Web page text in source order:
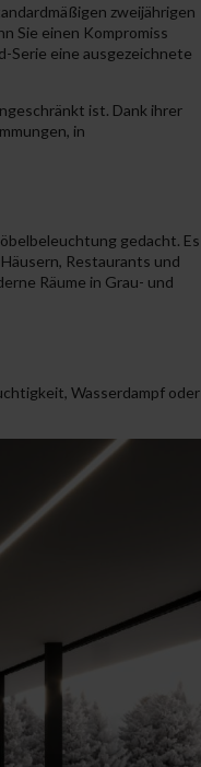
zweijährigen
Sie einen Kompromiss
Serie eine ausgezeichnete
ist. Dank ihrer
in
gedacht. Es
Restaurants und
Räume in Grau- und
Wasserdampf oder